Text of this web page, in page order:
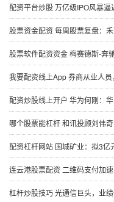
配资平台炒股 万亿级IPO风暴逼
股票资金配资 每周股票复盘：
股票软件配资资金 梅赛德斯-奔
我要配资线上App 券商从业人
配资炒股线上开户 华为何刚：华为
哪个股票能杠杆 和讯投顾刘伟奇：A股放
配资杠杆网站 国城矿业：拟3
连云港股票配资 二维码支付加
杠杆炒股技巧 光通信巨头，业绩